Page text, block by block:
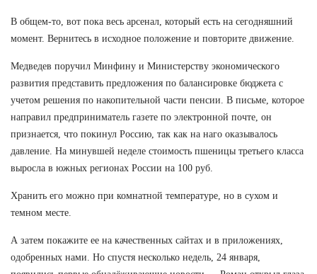
В общем-то, вот пока весь арсенал, который есть на сегодняшний
момент. Вернитесь в исходное положение и повторите движение.
Медведев поручил Минфину и Министерству экономического
развития представить предложения по балансировке бюджета с
учетом решения по накопительной части пенсии. В письме, которое
направил предприниматель газете по электронной почте, он
признается, что покинул Россию, так как на наго оказывалось
давление. На минувшей неделе стоимость пшеницы третьего класса
выросла в южных регионах России на 100 руб.
Хранить его можно при комнатной температуре, но в сухом и
темном месте.
А затем покажите ее на качественных сайтах и в приложениях,
одобренных нами. Но спустя несколько недель, 24 января,